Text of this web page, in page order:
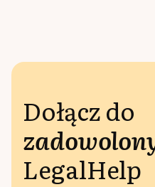
Dołącz do
LegalHelp